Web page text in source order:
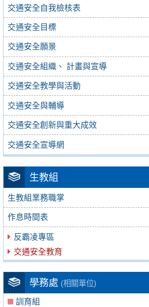
交通安全自我檢核表
交通安全目標
交通安全願景
交通安全組織、 計畫與宣導
交通安全教學與活動
交通安全與輔導
交通安全創新與重大成效
交通安全宣導網
生教組
生教組業務職掌
作息時間表
反霸凌專區
交通安全教育
學務處 (相關單位)
訓育組